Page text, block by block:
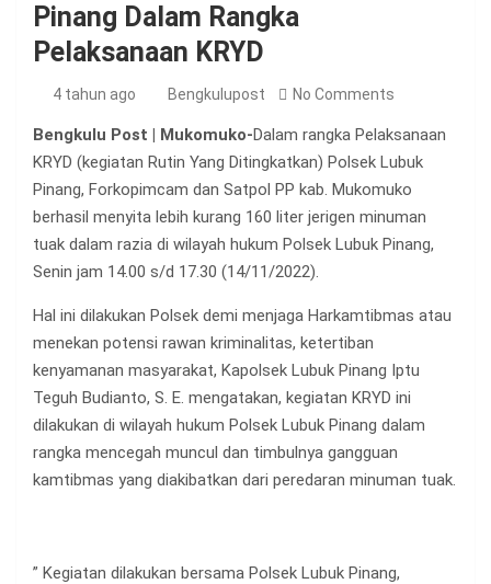
Pinang Dalam Rangka
Pelaksanaan KRYD
4 tahun ago Bengkulupost No Comments
Bengkulu Post | Mukomuko-Dalam rangka Pelaksanaan
KRYD (kegiatan Rutin Yang Ditingkatkan) Polsek Lubuk
Pinang, Forkopimcam dan Satpol PP kab. Mukomuko
berhasil menyita lebih kurang 160 liter jerigen minuman
tuak dalam razia di wilayah hukum Polsek Lubuk Pinang,
Senin jam 14.00 s/d 17.30 (14/11/2022).
Hal ini dilakukan Polsek demi menjaga Harkamtibmas atau
menekan potensi rawan kriminalitas, ketertiban
kenyamanan masyarakat, Kapolsek Lubuk Pinang Iptu
Teguh Budianto, S. E. mengatakan, kegiatan KRYD ini
dilakukan di wilayah hukum Polsek Lubuk Pinang dalam
rangka mencegah muncul dan timbulnya gangguan
kamtibmas yang diakibatkan dari peredaran minuman tuak.
” Kegiatan dilakukan bersama Polsek Lubuk Pinang,